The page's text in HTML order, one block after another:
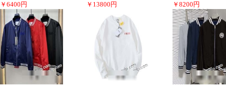
￥ 6400 円 ￥ 13800 円 ￥ 8200 円